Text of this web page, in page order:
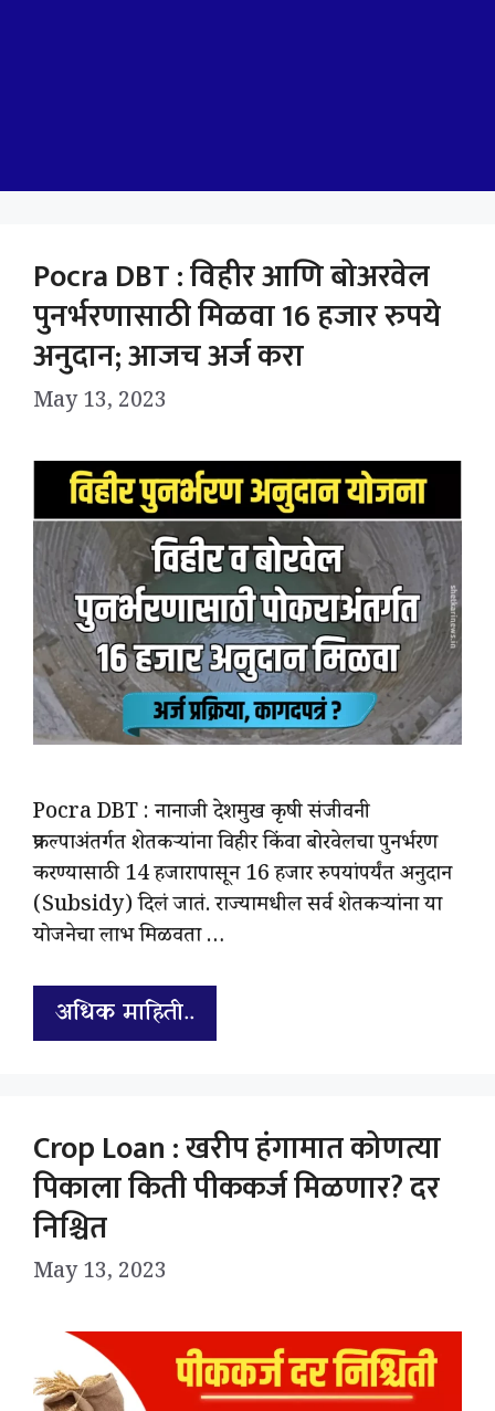
Pocra DBT : विहीर आणि बोअरवेल
पुनर्भरणासाठी मिळवा 16 हजार रुपये
अनुदान; आजच अर्ज करा
May 13, 2023
Pocra DBT : नानाजी देशमुख कृषी संजीवनी
प्रकल्पाअंतर्गत शेतकऱ्यांना विहीर किंवा बोरवेलचा पुनर्भरण
करण्यासाठी 14 हजारापासून 16 हजार रुपयांपर्यंत अनुदान
(Subsidy) दिलं जातं. राज्यामधील सर्व शेतकऱ्यांना या
योजनेचा लाभ मिळवता …
अधिक माहिती..
Crop Loan : खरीप हंगामात कोणत्या
पिकाला किती पीककर्ज मिळणार? दर
निश्चित
May 13, 2023